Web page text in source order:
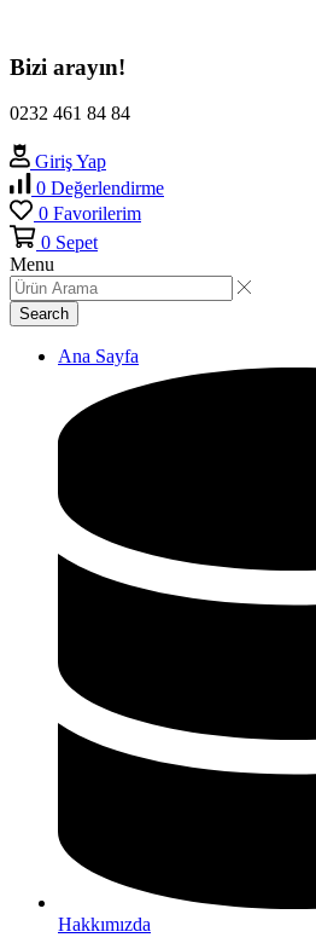
Bizi arayın!
0232 461 84 84
Giriş Yap
0 Değerlendirme
0 Favorilerim
0 Sepet
Menu
Search
Ana Sayfa
Hakkımızda